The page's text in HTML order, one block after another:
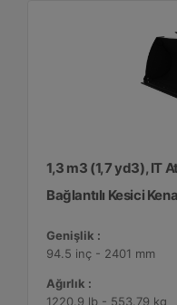
1,3 m3 (1,7 yd3), IT
Bağlantılı Kesici
Genişlik :
94.5 inç - 2401 mm
Ağırlık :
1220.9 lb - 553.79 kg